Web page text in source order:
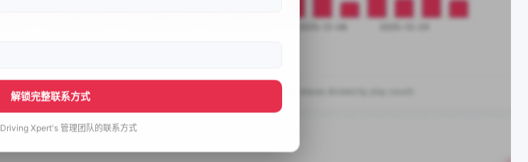
解锁完整联系方式
Driving Xpert's 管理团队的联系方式